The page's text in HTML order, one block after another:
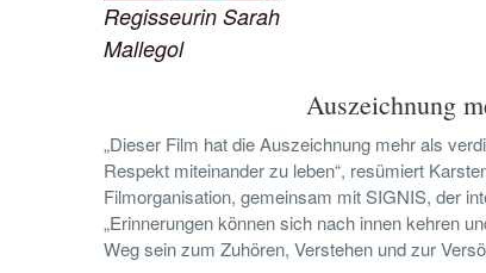
Regisseurin Sarah
Mallegol
Auszeichnung
„Dieser Film hat die Auszeichnung mehr als
Respekt miteinander zu leben“, resümiert
Filmorganisation, gemeinsam mit SIGNIS, der
„Erinnerungen können sich nach innen kehren
Weg sein zum Zuhören, Verstehen und zur